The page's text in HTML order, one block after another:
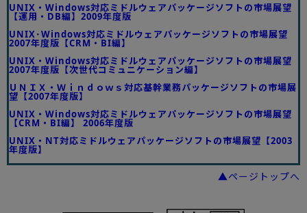
UNIX・Windows対応ミドルウェアパッケージソフトの市場展望
【運用・DB編】2009年度版
UNIX･Windows対応ミドルウェアパッケージソフトの市場展望
2007年度版【CRM・BI編】
UNIX・Windows対応ミドルウェアパッケージソフトの市場展望
2007年度版【次世代コミュニケーション編】
ＵＮＩＸ・Ｗｉｎｄｏｗｓ対応基幹業務パッケージソフトの市場展
望【2007年度版】
UNIX・Windows対応ミドルウェアパッケージソフトの市場展望
【CRM・BI編】 2006年度版
UNIX・NT対応ミドルウェアパッケージソフトの市場展望【2003
年度版】
▲ページトップへ